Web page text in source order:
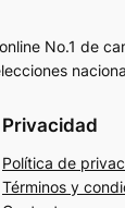
No.1 de
Privacidad
Política de
Términos y